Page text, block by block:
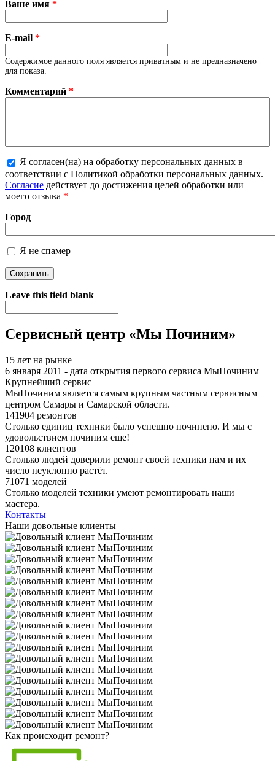
Ваше имя *
E-mail *
Содержимое данного поля является приватным и не предназначено
для показа.
Комментарий *
Более подробная информация о текстовых форматах
Я согласен(на) на обработку персональных данных в
соответствии с Политикой обработки персональных данных.
Согласие действует до достижения целей обработки или
моего отзыва *
Город
Я не спамер
Я спамер
Leave this field blank
Сервисный центр «Мы Починим»
15 лет на рынке
6 января 2011 - дата открытия первого сервиса МыПочиним
Крупнейший сервис
МыПочиним является самым крупным частным сервисным
центром Самары и Самарской области.
141904 ремонтов
Столько единиц техники было успешно починено. И мы с
удовольствием починим еще!
120108 клиентов
Столько людей доверили ремонт своей техники нам и их
число неуклонно растёт.
71071 моделей
Столько моделей техники умеют ремонтировать наши
мастера.
Контакты
Наши довольные клиенты
Как происходит ремонт?